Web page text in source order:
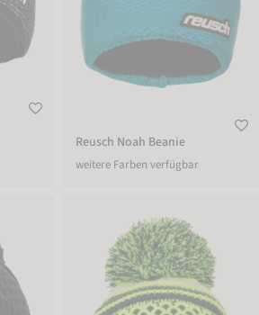
Reusch Noah Beanie
weitere Farben verfügbar